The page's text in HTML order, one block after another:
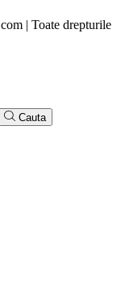
| Toate drepturile
Cauta